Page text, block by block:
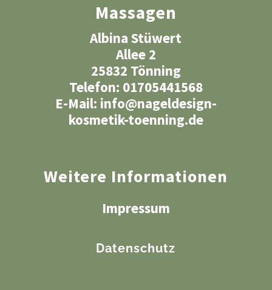
Massagen
Albina Stüwert
Allee 2
25832 Tönning
Telefon: 01705441568
E-Mail: info@nageldesign-
kosmetik-toenning.de
Weitere Informationen
Impressum
Datenschutz